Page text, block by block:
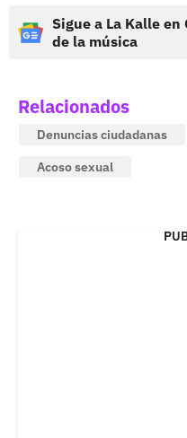
Sigue a La Kalle
de la música
Relacionados
Denuncias ciudadanas
Acoso sexual